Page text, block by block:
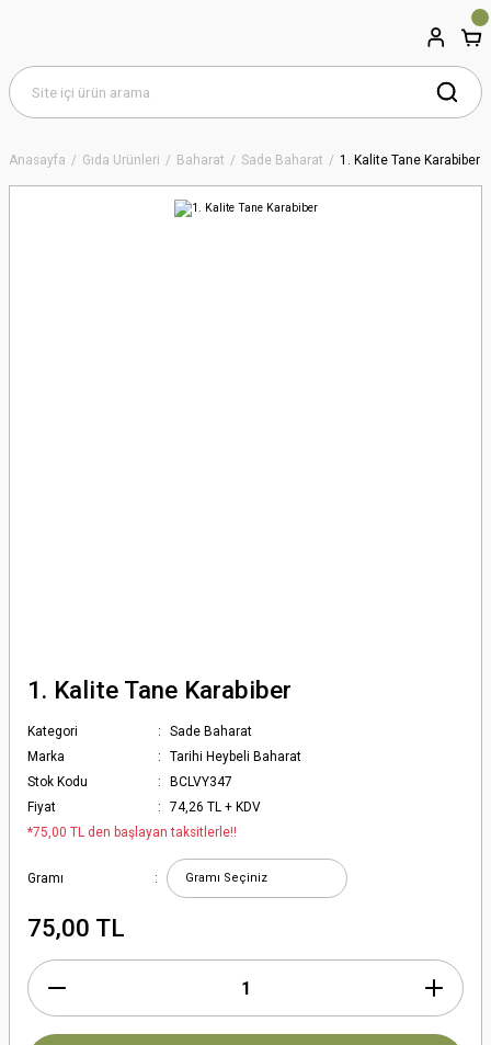
Anasayfa Gıda Ürünleri Baharat Sade Baharat 1. Kalite Tane Karabiber
1. Kalite Tane Karabiber
Kategori
Sade Baharat
Marka
Tarihi Heybeli Baharat
Stok Kodu
BCLVY347
Fiyat
74,26 TL + KDV
*75,00 TL den başlayan taksitlerle!!
Gramı
75,00 TL